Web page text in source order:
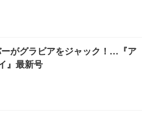
がグラビアをジャック！…『ア
』最新号